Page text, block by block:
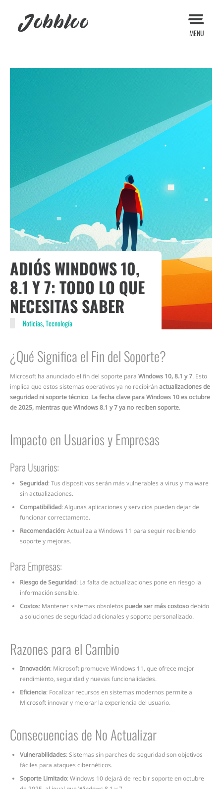
MENU
Jobbloo
ADIÓS WINDOWS 10,
8.1 Y 7: TODO LO QUE
NECESITAS SABER
Noticias,Tecnología
¿Qué Significa el Fin del Soporte?
Microsoft ha anunciado el fin del soporte para Windows 10, 8.1 y 7. Esto
implica que estos sistemas operativos ya no recibiránactualizaciones de
seguridad ni soporte técnico. La fecha clave para Windows 10 es octubre
de 2025, mientras que Windows 8.1 y 7 ya no reciben soporte.
Impacto en Usuarios y Empresas
Para Usuarios:
Seguridad: Tus dispositivos serán más vulnerables a virus y malware
sin actualizaciones.
Compatibilidad: Algunas aplicaciones y servicios pueden dejar de
funcionar correctamente.
Recomendación: Actualiza a Windows 11 para seguir recibiendo
soporte y mejoras.
Para Empresas:
Riesgo de Seguridad: La falta de actualizaciones pone en riesgo la
información sensible.
Costos: Mantener sistemas obsoletos puede ser más costosodebido
a soluciones de seguridad adicionales y soporte personalizado.
Razones para el Cambio
Innovación: Microsoft promueve Windows 11, que ofrece mejor
rendimiento, seguridad y nuevas funcionalidades.
Eficiencia: Focalizar recursos en sistemas modernos permite a
Microsoft innovar y mejorar la experiencia del usuario.
Consecuencias de No Actualizar
Vulnerabilidades: Sistemas sin parches de seguridad son objetivos
fáciles para ataques cibernéticos.
Soporte Limitado: Windows 10 dejará de recibir soporte en octubre